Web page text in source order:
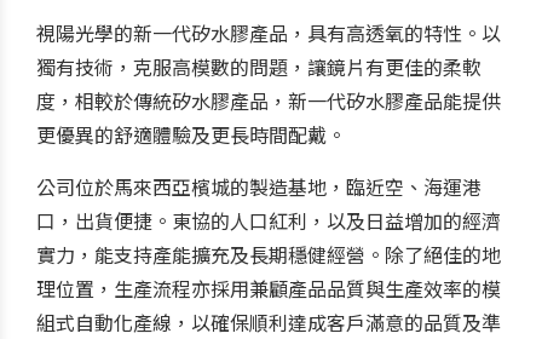
視陽光學的新一代矽水膠產品，具有高透氧的特性。以
獨有技術，克服高模數的問題，讓鏡片有更佳的柔軟
度，相較於傳統矽水膠產品，新一代矽水膠產品能提供
更優異的舒適體驗及更長時間配戴。
公司位於馬來西亞檳城的製造基地，臨近空、海運港
口，出貨便捷。東協的人口紅利，以及日益增加的經濟
實力，能支持產能擴充及長期穩健經營。除了絕佳的地
理位置，生產流程亦採用兼顧產品品質與生產效率的模
組式自動化產線，以確保順利達成客戶滿意的品質及準